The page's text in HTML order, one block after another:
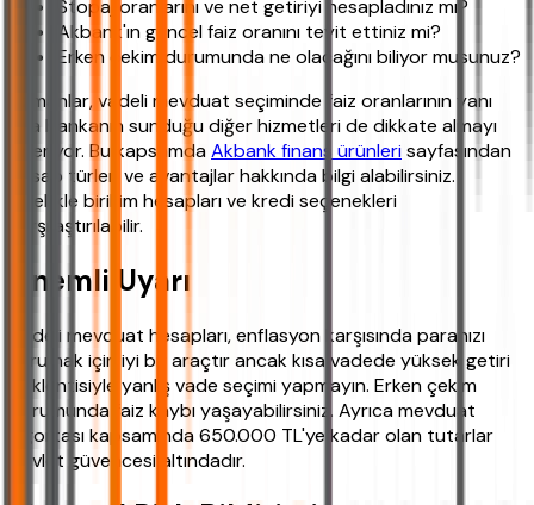
Stopaj oranlarını ve net getiriyi hesapladınız mı?
Akbank'ın güncel faiz oranını teyit ettiniz mi?
Erken çekim durumunda ne olacağını biliyor musunuz?
Uzmanlar, vadeli mevduat seçiminde faiz oranlarının yanı
sıra bankanın sunduğu diğer hizmetleri de dikkate almayı
öneriyor. Bu kapsamdaAkbank finans ürünlerisayfasından
hesap türleri ve avantajlar hakkında bilgi alabilirsiniz.
Özellikle birikim hesapları ve kredi seçenekleri
karşılaştırılabilir.
Önemli Uyarı
Vadeli mevduat hesapları, enflasyon karşısında paranızı
korumak için iyi bir araçtır ancak kısa vadede yüksek getiri
beklentisiyle yanlış vade seçimi yapmayın. Erken çekim
durumunda faiz kaybı yaşayabilirsiniz. Ayrıca mevduat
sigortası kapsamında 650.000 TL'ye kadar olan tutarlar
devlet güvencesi altındadır.